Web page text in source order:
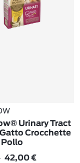
Urinary Tract
Crocchette
Pollo
(1)
42,00 €